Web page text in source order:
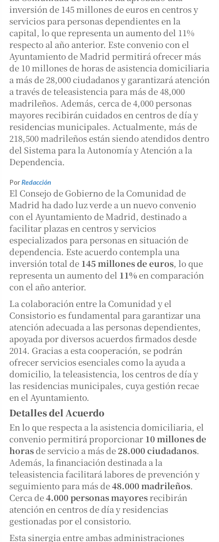
inversión de 145 millones de euros en centros y
servicios para personas dependientes en la
capital, lo que representa un aumento del 11%
respecto al año anterior. Este convenio con el
Ayuntamiento de Madrid permitirá ofrecer más
de 10 millones de horas de asistencia domiciliaria
a más de 28,000 ciudadanos y garantizará atención
a través de teleasistencia para más de 48,000
madrileños. Además, cerca de 4,000 personas
mayores recibirán cuidados en centros de día y
residencias municipales. Actualmente, más de
218,500 madrileños están siendo atendidos dentro
del Sistema para la Autonomía y Atención a la
Dependencia.
PorRedacción
El Consejo de Gobierno de la Comunidad de
Madrid ha dado luz verde a un nuevo convenio
con el Ayuntamiento de Madrid, destinado a
facilitar plazas en centros y servicios
especializados para personas en situación de
dependencia. Este acuerdo contempla una
inversión total de 145 millones de euros, lo que
representa un aumento del 11%en comparación
con el año anterior.
La colaboración entre la Comunidad y el
Consistorio es fundamental para garantizar una
atención adecuada a las personas dependientes,
apoyada por diversos acuerdos firmados desde
2014. Gracias a esta cooperación, se podrán
ofrecer servicios esenciales como la ayuda a
domicilio, la teleasistencia, los centros de día y
las residencias municipales, cuya gestión recae
en el Ayuntamiento.
Detalles del Acuerdo
En lo que respecta a la asistencia domiciliaria, el
convenio permitirá proporcionar 10 millones de
horasde servicio a más de 28.000 ciudadanos.
Además, la financiación destinada a la
teleasistencia facilitará labores de prevención y
seguimiento para más de48.000 madrileños.
Cerca de4.000 personas mayoresrecibirán
atención en centros de día y residencias
gestionadas por el consistorio.
Esta sinergia entre ambas administraciones